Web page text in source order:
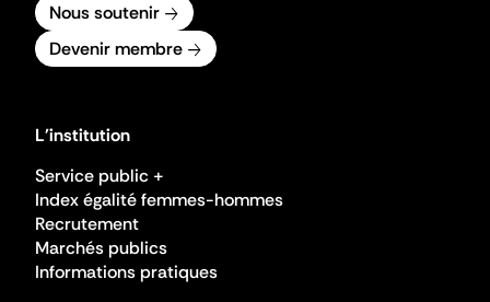
Nous soutenir
Devenir membre
L'institution
Service public +
Index égalité femmes-hommes
Recrutement
Marchés publics
Informations pratiques